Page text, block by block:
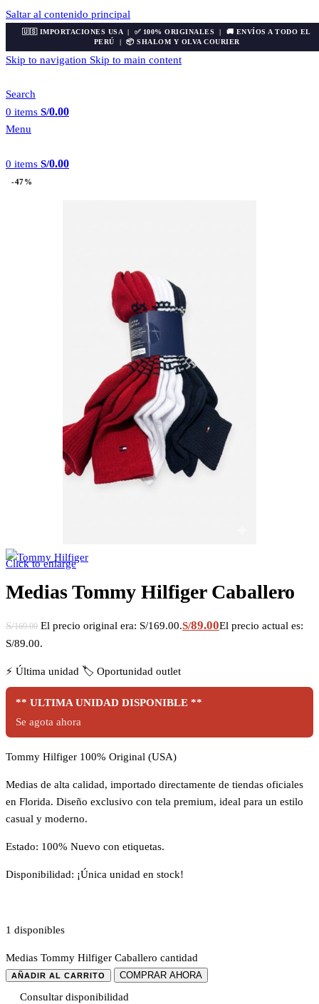
Saltar al contenido principal
🇺🇸 IMPORTACIONES USA | ✅ 100% ORIGINALES | 🚚 ENVÍOS A TODO EL
PERÚ | 📦 SHALOM Y OLVA COURIER
Skip to navigation Skip to main content
Search
0 items S/0.00
Menu
0 items S/0.00
-47%
Click to enlarge
Medias Tommy Hilfiger Caballero
S/169.00 El precio original era: S/169.00.S/89.00El precio actual es:
S/89.00.
⚡ Última unidad 🏷️ Oportunidad outlet
** ULTIMA UNIDAD DISPONIBLE **
Se agota ahora
Tommy Hilfiger 100% Original (USA)
Medias de alta calidad, importado directamente de tiendas oficiales
en Florida. Diseño exclusivo con tela premium, ideal para un estilo
casual y moderno.
Estado: 100% Nuevo con etiquetas.
Disponibilidad: ¡Única unidad en stock!
1 disponibles
Medias Tommy Hilfiger Caballero cantidad
AÑADIR AL CARRITO COMPRAR AHORA
Consultar disponibilidad